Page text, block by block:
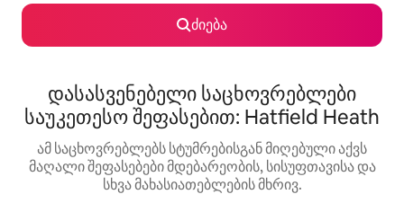
ძიება
დასასვენებელი საცხოვრებლები
საუკეთესო შეფასებით: Hatfield Heath
ამ საცხოვრებლებს სტუმრებისგან მიღებული აქვს
მაღალი შეფასებები მდებარეობის, სისუფთავისა და
სხვა მახასიათებლების მხრივ.